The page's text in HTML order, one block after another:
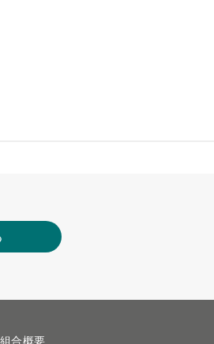
組合概要